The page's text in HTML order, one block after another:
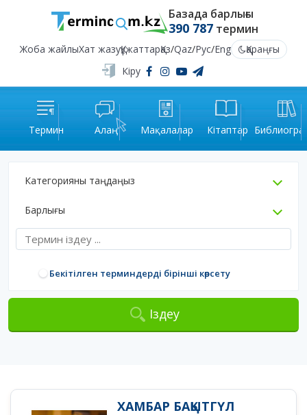
Базада барлығы
390 787термин
Жоба жайлыХат жазуҚұжаттарҚаз/Qaz/Рус/Eng
Қараңғы
Кіру
Термин Алаң Мақалалар Кітаптар
Категорияны таңдаңыз
Барлығы
Бекітілген терминдерді бірінші көрсету
Іздеу
ХАМБАР БАҚЫТГҮЛ